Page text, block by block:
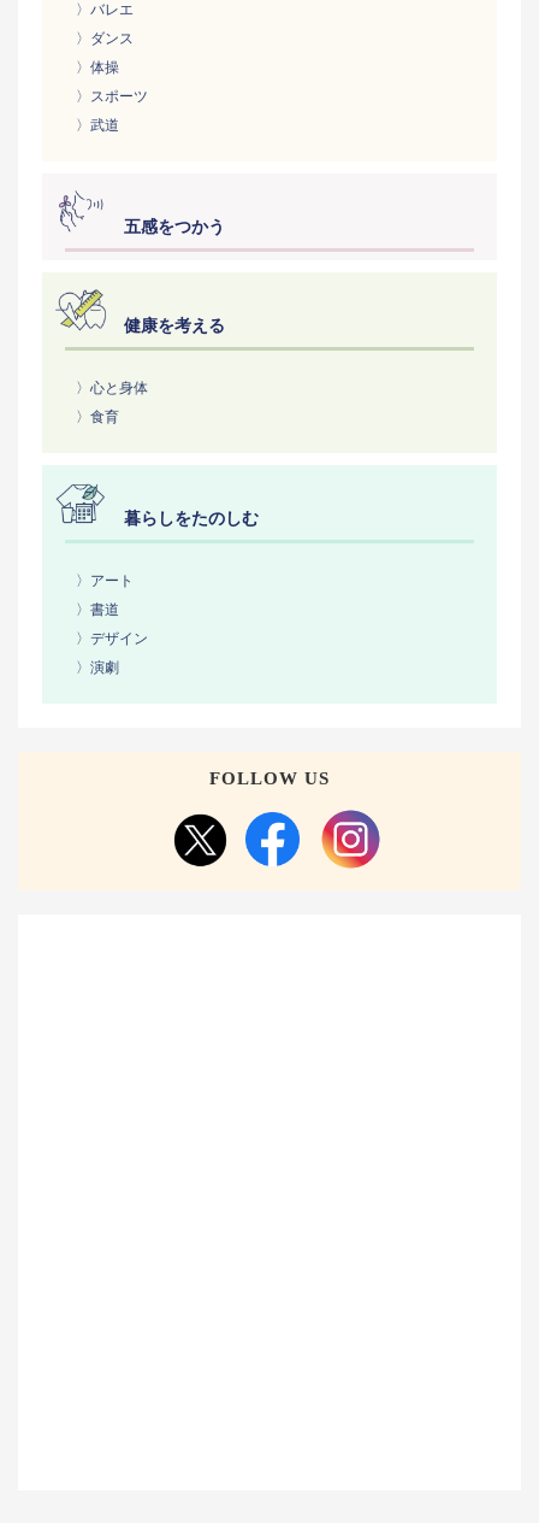
〉バレエ
〉ダンス
〉体操
〉スポーツ
〉武道
五感をつかう
健康を考える
〉心と身体
〉食育
暮らしをたのしむ
〉アート
〉書道
〉デザイン
〉演劇
FOLLOW US